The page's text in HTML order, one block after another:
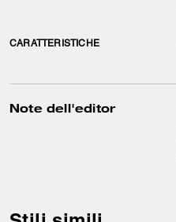
CARATTERISTICHE
Note dell'editor